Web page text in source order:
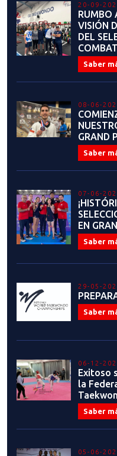
20-09-
RUMBO
VISIÓN
DEL
Saber
08-06-
GRAND
Saber
07-06-
EN
Saber
29-05-
Saber
06-12-
Exitoso
la
Saber
05-06-